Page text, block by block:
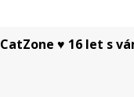
CatZone ♥ 16 let s